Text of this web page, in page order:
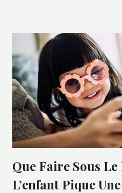
Que Faire Sous
L’enfant Pique